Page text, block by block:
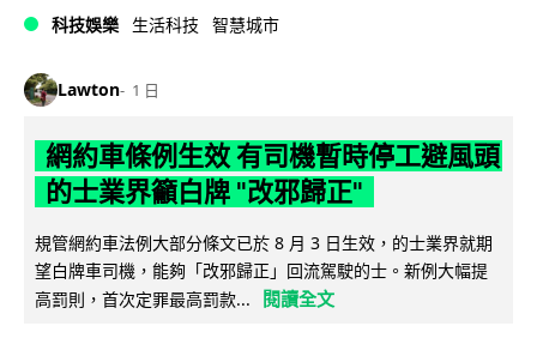
科技娛樂 生活科技 智慧城市
Lawton 1 日
網約車條例生效 有司機暫時停工避風頭
的士業界籲白牌 "改邪歸正"
規管網約車法例大部分條文已於 8 月 3 日生效，的士業界就期
望白牌車司機，能夠「改邪歸正」回流駕駛的士。新例大幅提
高罰則，首次定罪最高罰款...
閱讀全文